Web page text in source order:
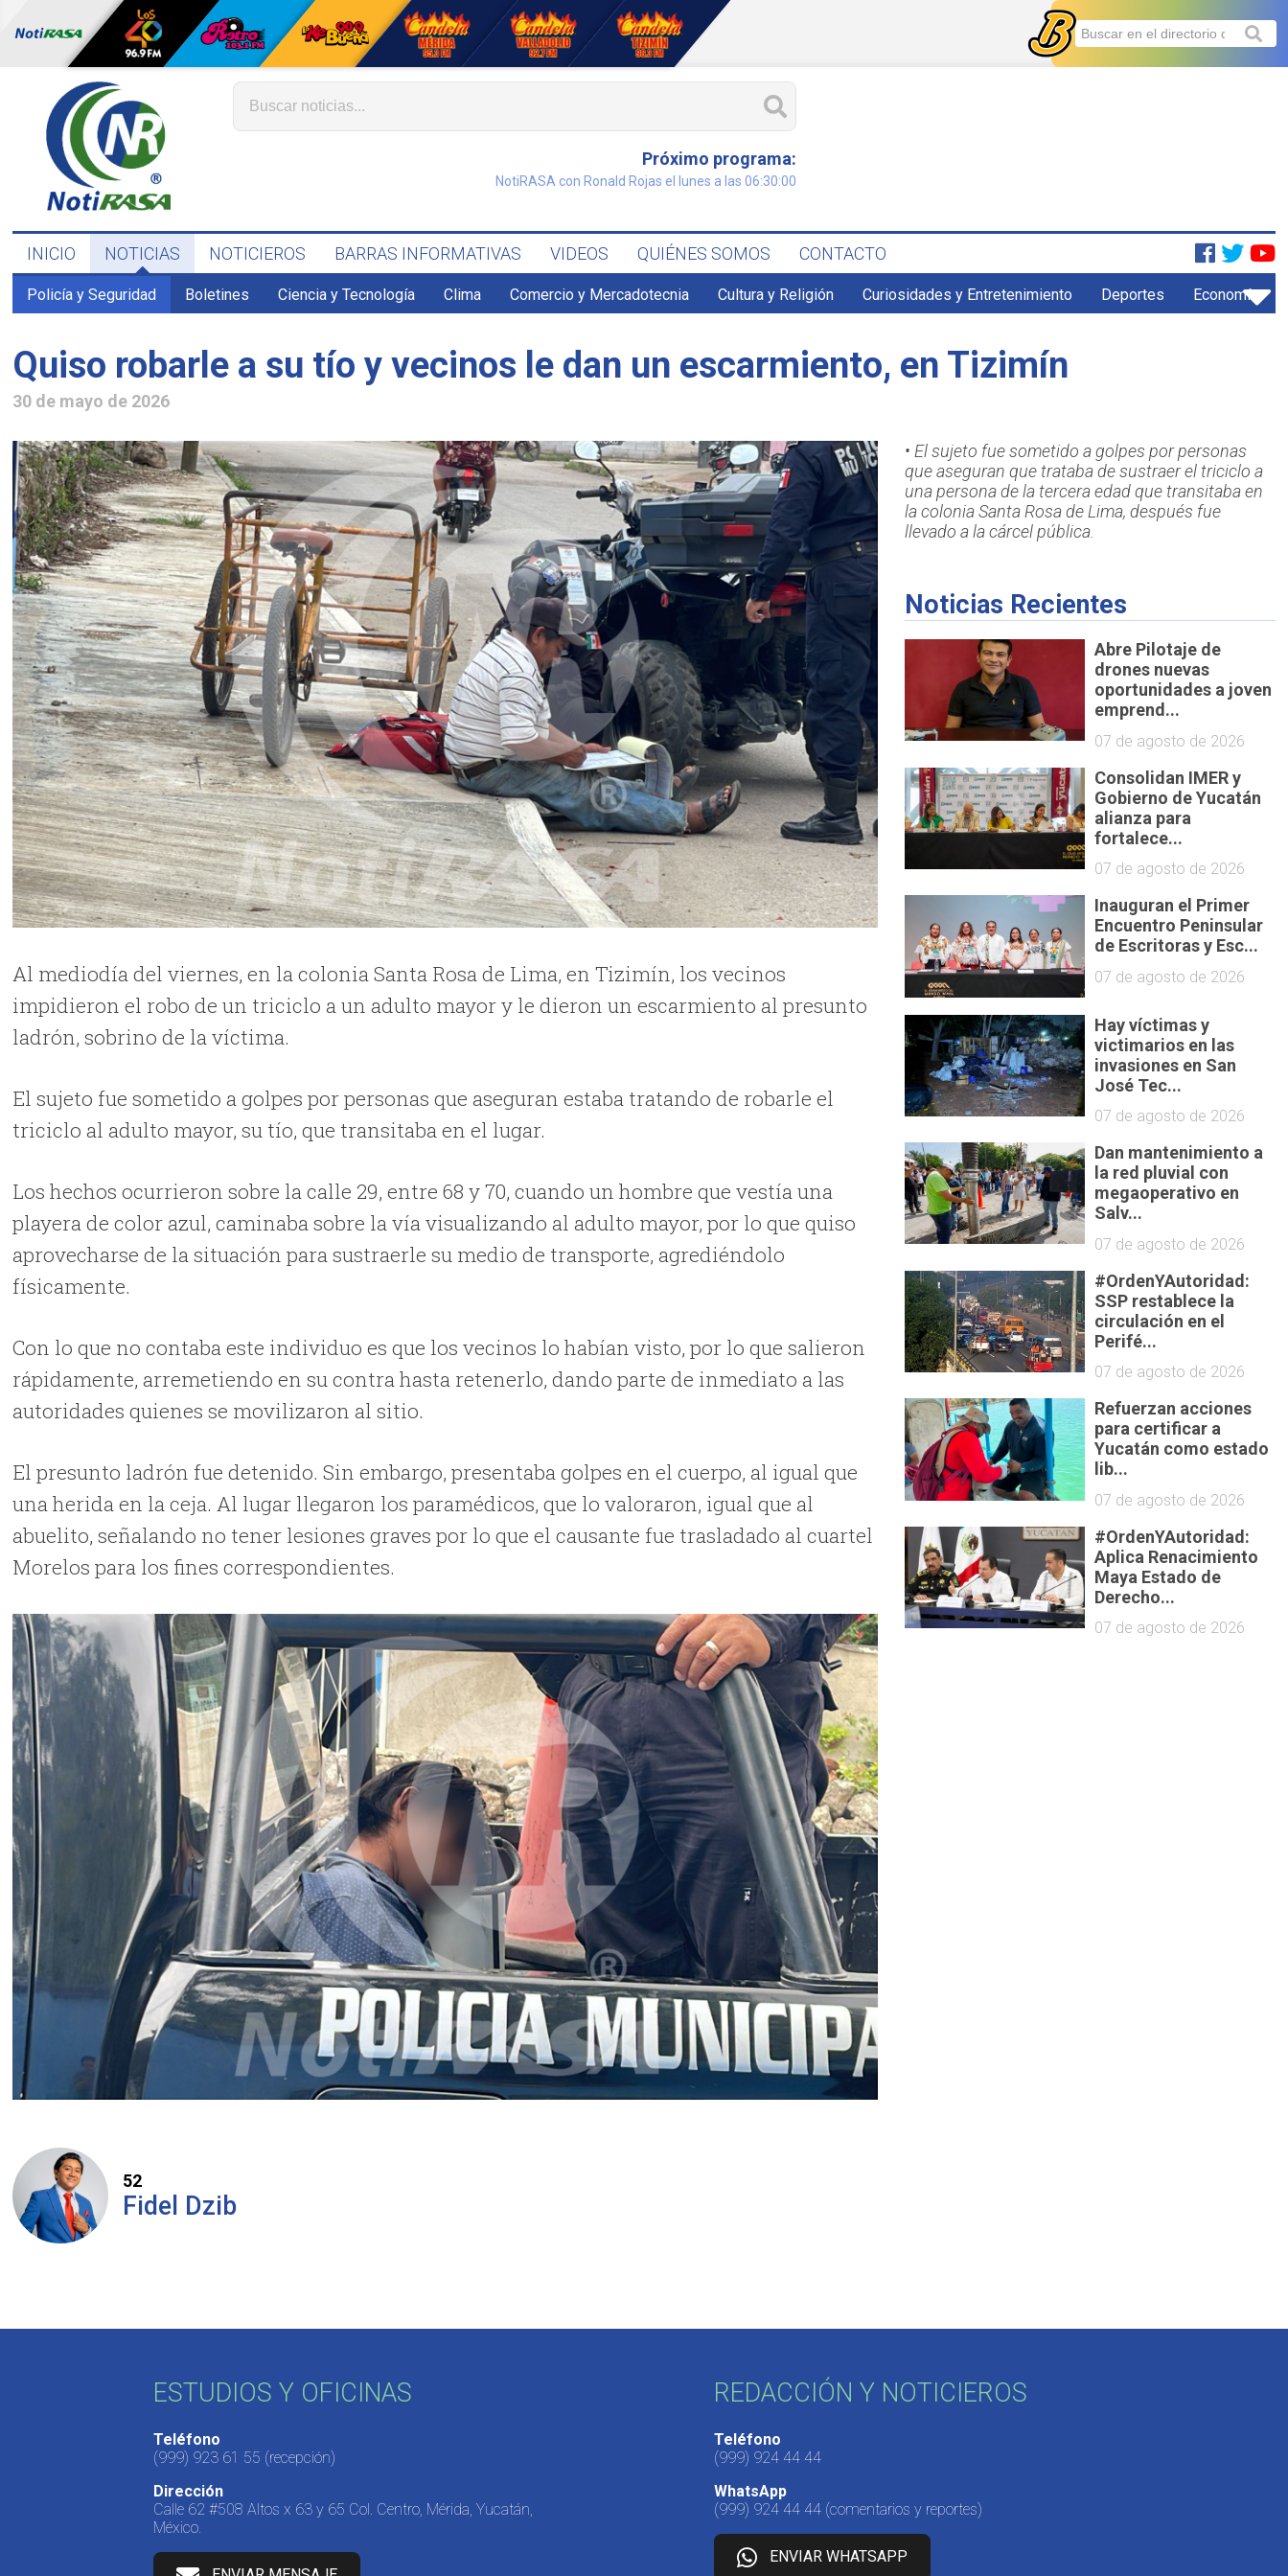
Próximo programa:
NotiRASA con Ronald Rojas el lunes a las 06:30:00
INICIO NOTICIAS NOTICIEROS BARRAS INFORMATIVAS VIDEOS QUIÉNES SOMOS CONTACTO
Policía y Seguridad Boletines Ciencia y Tecnología Clima Comercio y Mercadotecnia Cultura y Religión Curiosidades y Entretenimiento Deportes Economía
Quiso robarle a su tío y vecinos le dan un escarmiento, en Tizimín
30 de mayo de 2026
Al mediodía del viernes, en la colonia Santa Rosa de Lima, en Tizimín, los vecinos
impidieron el robo de un triciclo a un adulto mayor y le dieron un escarmiento al presunto
ladrón, sobrino de la víctima.
El sujeto fue sometido a golpes por personas que aseguran estaba tratando de robarle el
triciclo al adulto mayor, su tío, que transitaba en el lugar.
Los hechos ocurrieron sobre la calle 29, entre 68 y 70, cuando un hombre que vestía una
playera de color azul, caminaba sobre la vía visualizando al adulto mayor, por lo que quiso
aprovecharse de la situación para sustraerle su medio de transporte, agrediéndolo
físicamente.
Con lo que no contaba este individuo es que los vecinos lo habían visto, por lo que salieron
rápidamente, arremetiendo en su contra hasta retenerlo, dando parte de inmediato a las
autoridades quienes se movilizaron al sitio.
El presunto ladrón fue detenido. Sin embargo, presentaba golpes en el cuerpo, al igual que
una herida en la ceja. Al lugar llegaron los paramédicos, que lo valoraron, igual que al
abuelito, señalando no tener lesiones graves por lo que el causante fue trasladado al cuartel
Morelos para los fines correspondientes.
52
Fidel Dzib
• El sujeto fue sometido a golpes por personas
que aseguran que trataba de sustraer el triciclo a
una persona de la tercera edad que transitaba en
la colonia Santa Rosa de Lima, después fue
llevado a la cárcel pública.
Noticias Recientes
Abre Pilotaje de
drones nuevas
oportunidades a joven
emprend...
07 de agosto de 2026
Consolidan IMER y
Gobierno de Yucatán
alianza para
fortalece...
07 de agosto de 2026
Inauguran el Primer
Encuentro Peninsular
de Escritoras y Esc...
07 de agosto de 2026
Hay víctimas y
victimarios en las
invasiones en San
José Tec...
07 de agosto de 2026
Dan mantenimiento a
la red pluvial con
megaoperativo en
Salv...
07 de agosto de 2026
#OrdenYAutoridad:
SSP restablece la
circulación en el
Perifé...
07 de agosto de 2026
Refuerzan acciones
para certificar a
Yucatán como estado
lib...
07 de agosto de 2026
#OrdenYAutoridad:
Aplica Renacimiento
Maya Estado de
Derecho...
07 de agosto de 2026
ESTUDIOS Y OFICINAS
Teléfono
(999) 923 61 55 (recepción)
Dirección
Calle 62 #508 Altos x 63 y 65 Col. Centro, Mérida, Yucatán,
México.
REDACCIÓN Y NOTICIEROS
Teléfono
(999) 924 44 44
WhatsApp
(999) 924 44 44 (comentarios y reportes)
ENVIAR WHATSAPP